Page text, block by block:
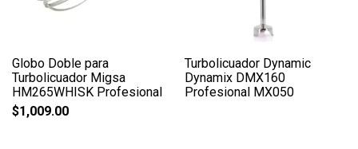
Globo Doble para
Turbolicuador Migsa
HM265WHISK Profesional
$1,009.00
Turbolicuador Dynamic
Dynamix DMX160
Profesional MX050